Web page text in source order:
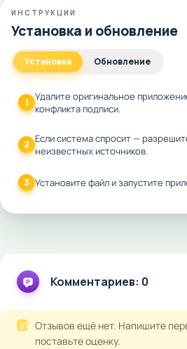
ИНСТРУКЦИИ
Установка и обновление
Установка Обновление
1 Удалите оригинальное
конфликта подписи.
2 Если система спросит —
неизвестных источников.
3 Установите файл и запустите
Комментариев: 0
Отзывов ещё нет. Напишите
поставьте оценку.